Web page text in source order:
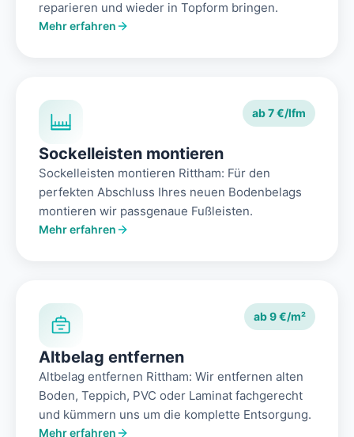
reparieren und wieder in Topform bringen.
Mehr erfahren
ab 7 €/lfm
Sockelleisten montieren
Sockelleisten montieren Rittham: Für den
perfekten Abschluss Ihres neuen Bodenbelags
montieren wir passgenaue Fußleisten.
Mehr erfahren
ab 9 €/m²
Altbelag entfernen
Altbelag entfernen Rittham: Wir entfernen alten
Boden, Teppich, PVC oder Laminat fachgerecht
und kümmern uns um die komplette Entsorgung.
Mehr erfahren